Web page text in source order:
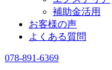
補助金活用
お客様の声
よくある質問
078-891-6369